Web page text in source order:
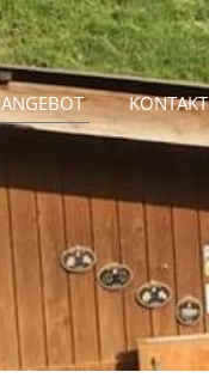
ANGEBOT KONTAKT